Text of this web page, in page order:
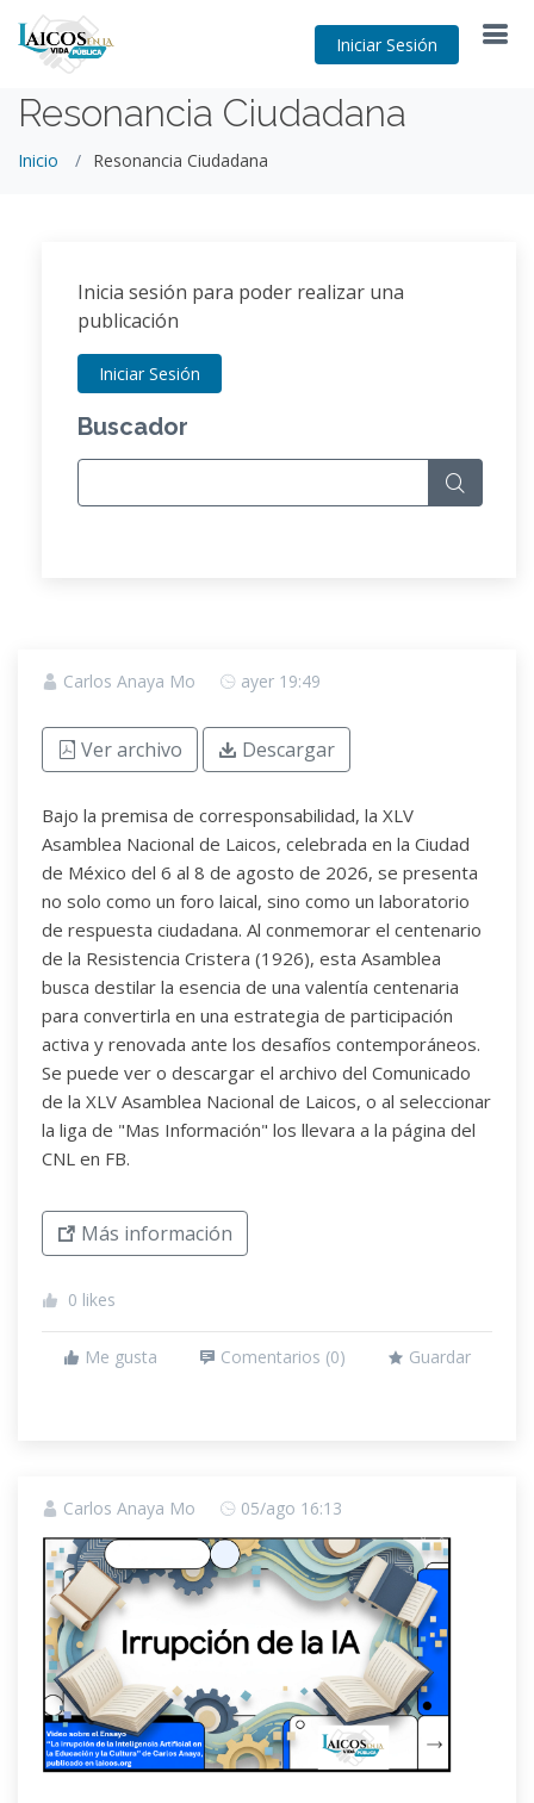
Iniciar Sesión
Resonancia Ciudadana
Inicio Resonancia Ciudadana
Inicia sesión para poder realizar una
publicación
Iniciar Sesión
Buscador
Carlos Anaya Mo ayer 19:49
Ver archivo Descargar
Bajo la premisa de corresponsabilidad, la XLV
Asamblea Nacional de Laicos, celebrada en la Ciudad
de México del 6 al 8 de agosto de 2026, se presenta
no solo como un foro laical, sino como un laboratorio
de respuesta ciudadana. Al conmemorar el centenario
de la Resistencia Cristera (1926), esta Asamblea
busca destilar la esencia de una valentía centenaria
para convertirla en una estrategia de participación
activa y renovada ante los desafíos contemporáneos.
Se puede ver o descargar el archivo del Comunicado
de la XLV Asamblea Nacional de Laicos, o al seleccionar
la liga de "Mas Información" los llevara a la página del
CNL en FB.
Más información
0 likes
Me gusta Comentarios (0) Guardar
Carlos Anaya Mo 05/ago 16:13